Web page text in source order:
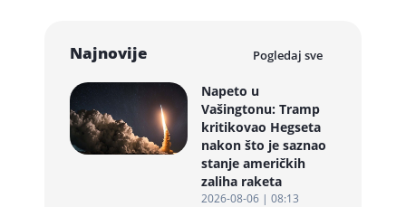
Najnovije Pogledaj sve
Napeto u
Vašingtonu: Tramp
kritikovao Hegseta
nakon što je saznao
stanje američkih
zaliha raketa
2026-08-06 | 08:13